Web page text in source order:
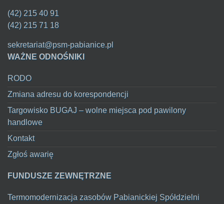
(42) 215 40 91
(42) 215 71 18
sekretariat@psm-pabianice.pl
WAŻNE ODNOŚNIKI
RODO
Zmiana adresu do korespondencji
Targowisko BUGAJ – wolne miejsca pod pawilony
handlowe
Kontakt
Zgłoś awarię
FUNDUSZE ZEWNĘTRZNE
Termomodernizacja zasobów Pabianickiej Spółdzielni